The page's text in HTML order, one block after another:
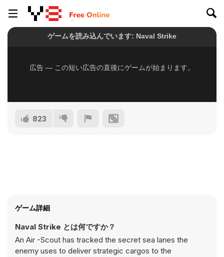
823
ゲーム詳細
Naval Strike とは何ですか？
An Air -Scout has tracked the secret sea lanes the
enemy uses to deliver strategic cargos to the